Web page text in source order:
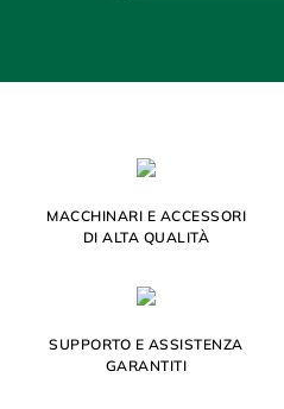
MACCHINARI E ACCESSORI
DI ALTA QUALITÀ
SUPPORTO E ASSISTENZA
GARANTITI